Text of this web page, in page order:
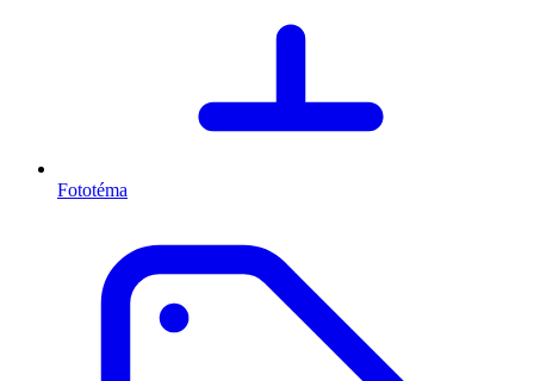
Fototéma